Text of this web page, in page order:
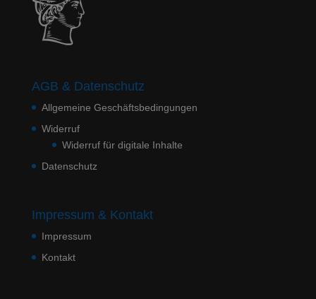
AGB & Datenschutz
Allgemeine Geschäftsbedingungen
Widerruf
Widerruf für digitale Inhalte
Datenschutz
Impressum & Kontakt
Impressum
Kontakt